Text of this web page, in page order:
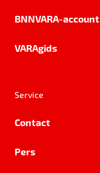
BNNVARA-account
VARAgids
Service
Contact
Pers